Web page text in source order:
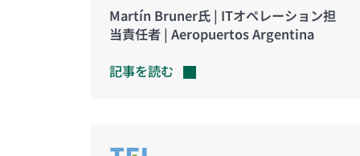
Martín Bruner氏 | ITオペレーション担
当責任者 | Aeropuertos Argentina
記事を読む